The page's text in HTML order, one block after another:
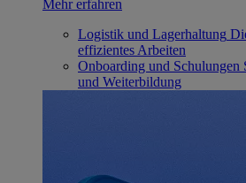
Mehr erfahren
Logistik und Lagerhaltung
effizientes Arbeiten
Onboarding und Schulungen
und Weiterbildung